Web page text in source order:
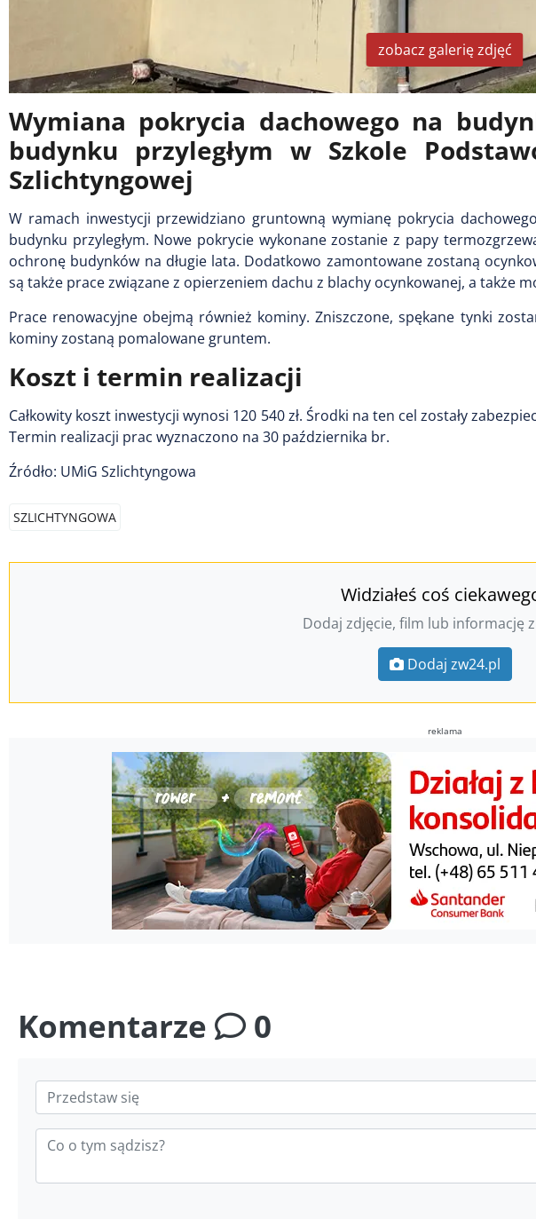
zobacz galerię zdjęć
Wymiana pokrycia dachowego na
budynku przyległym w Szkole
Szlichtyngowej
W ramach inwestycji przewidziano gruntowną wymianę pokrycia
budynku przyległym. Nowe pokrycie wykonane zostanie z papy
ochronę budynków na długie lata. Dodatkowo zamontowane zostaną
są także prace związane z opierzeniem dachu z blachy ocynkowanej, a także
Prace renowacyjne obejmą również kominy. Zniszczone, spękane tynki
kominy zostaną pomalowane gruntem.
Koszt i termin realizacji
Całkowity koszt inwestycji wynosi 120 540 zł. Środki na ten cel zostały
Termin realizacji prac wyznaczono na 30 października br.
Źródło: UMiG Szlichtyngowa
SZLICHTYNGOWA
Widziałeś coś
Dodaj zdjęcie, film lub informację
Dodaj zw24.pl
reklama
Komentarze 0